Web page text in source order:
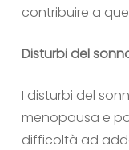
contribuire a
Disturbi del
I disturbi del
menopausa e
difficoltà ad